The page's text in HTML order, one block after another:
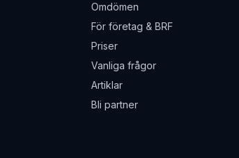
Omdömen
För företag & BRF
Priser
Vanliga frågor
Artiklar
Bli partner